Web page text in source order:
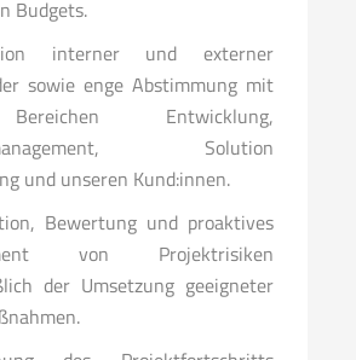
Budgets.
interner und externer
sowie enge Abstimmung mit
Entwicklung,
Solution
und unseren Kund:innen.
Bewertung und proaktives
von Projektrisiken
der Umsetzung geeigneter